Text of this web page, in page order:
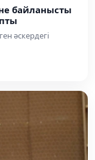
байланысты
әскердегі